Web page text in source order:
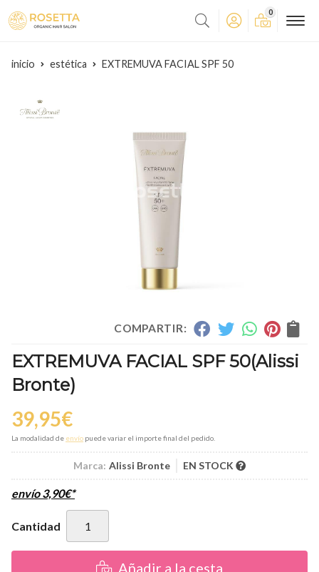
0
inicio estética EXTREMUVA FACIAL SPF 50
COMPARTIR:
EXTREMUVA FACIAL SPF 50(Alissi
Bronte)
39,95€
La modalidad de envío puede variar el importe final del pedido.
Marca: Alissi Bronte EN STOCK
envío3,90€*
Cantidad
Añadir a la cesta